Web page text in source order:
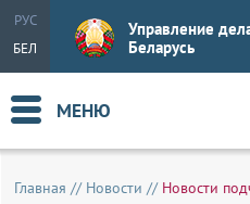
РУС
БЕЛ
Управление
Беларусь
МЕНЮ
Главная // Новости // Новости